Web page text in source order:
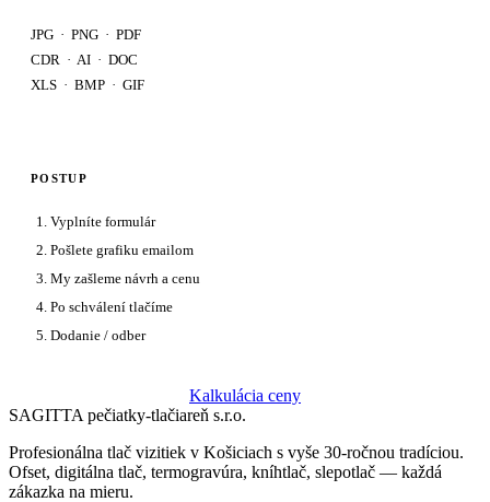
JPG · PNG · PDF
CDR · AI · DOC
XLS · BMP · GIF
POSTUP
Vyplníte formulár
Pošlete grafiku emailom
My zašleme návrh a cenu
Po schválení tlačíme
Dodanie / odber
Kalkulácia ceny
SAGITTA pečiatky-tlačiareň s.r.o.
Profesionálna tlač vizitiek v Košiciach s vyše 30-ročnou tradíciou.
Ofset, digitálna tlač, termogravúra, kníhtlač, slepotlač — každá
zákazka na mieru.